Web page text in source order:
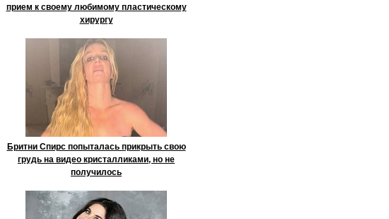
прием к своему любимому пластическому
хирургу
Бритни Спирс попыталась прикрыть свою
грудь на видео кристалликами, но не
получилось